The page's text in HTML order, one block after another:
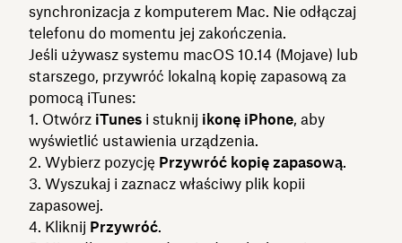
synchronizacja z komputerem Mac. Nie odłączaj
telefonu do momentu jej zakończenia.
Jeśli używasz systemu macOS 10.14 (Mojave) lub
starszego, przywróć lokalną kopię zapasową za
pomocą iTunes:
Otwórz iTunes i stuknij ikonę iPhone, aby
wyświetlić ustawienia urządzenia.
Wybierz pozycję Przywróć kopię zapasową.
Wyszukaj i zaznacz właściwy plik kopii
zapasowej.
Kliknij Przywróć.